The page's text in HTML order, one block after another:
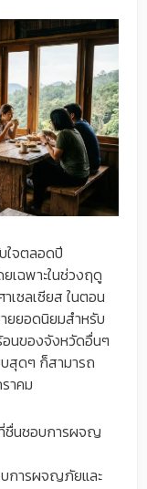
ใจตลอดปี
เฉพาะในช่วงฤดู
ซลเซียส ในตอน
ยยอดนิยมสำหรับ
นของจังหวัดอื่นๆ
สุดๆ ก็สามารถ
าคม
ชื่นชอบการผจญ
บการผจญภัยและ